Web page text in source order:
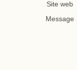
Site web
Message